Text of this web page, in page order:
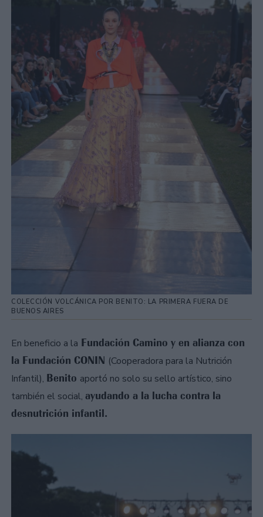
COLECCIÓN VOLCÁNICA POR BENITO: LA PRIMERA FUERA DE
BUENOS AIRES
En beneficio a la Fundación Camino y en alianza con
la Fundación CONIN (Cooperadora para la Nutrición
Infantil), Benito aportó no solo su sello artístico, sino
también el social, ayudando a la lucha contra la
desnutrición infantil.